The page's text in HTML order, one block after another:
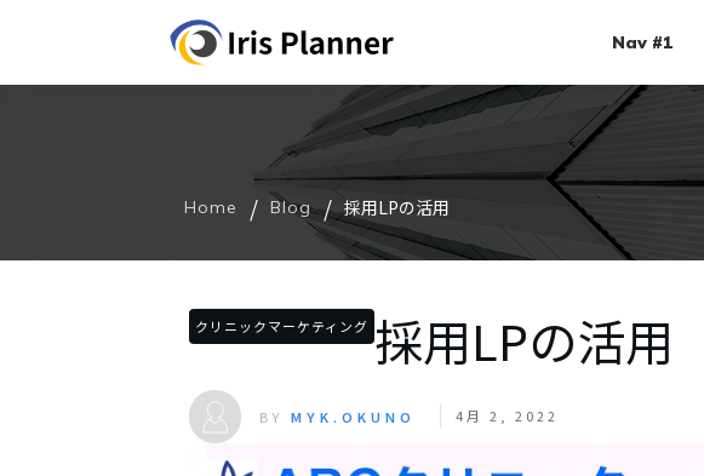
Nav #1
Home / Blog / 採用LPの活用
クリニックマーケティング 採用LPの活用
BYMYK.OKUNO 4月 2, 2022